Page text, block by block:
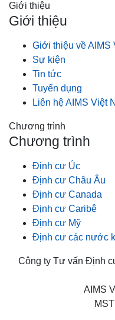
Giới thiệu
Giới thiệu
Giới thiệu về AIMS
Sự kiện
Tin tức
Tuyển dụng
Liên hệ AIMS Việt
Chương trình
Chương trình
Định cư Úc
Định cư Châu Âu
Định cư Canada
Định cư Caribê
Định cư Mỹ
Định cư các nước
Công ty Tư vấn Định
AIMS